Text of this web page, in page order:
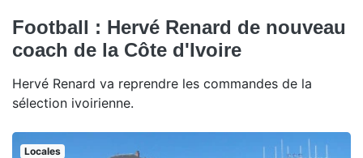
Football : Hervé Renard de nouveau
coach de la Côte d'Ivoire
Hervé Renard va reprendre les commandes de la
sélection ivoirienne.
Locales